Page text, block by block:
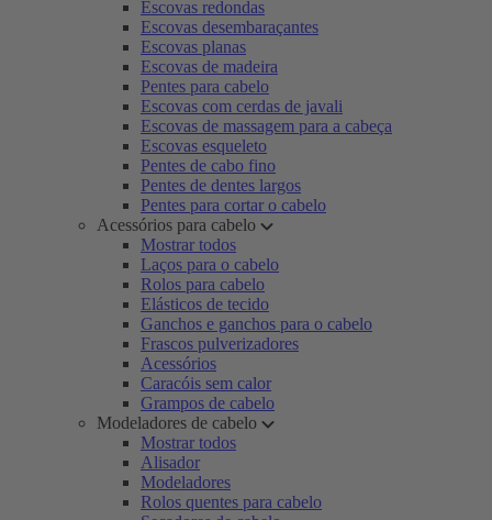
Escovas redondas
Escovas desembaraçantes
Escovas planas
Escovas de madeira
Pentes para cabelo
Escovas com cerdas de javali
Escovas de massagem para a cabeça
Escovas esqueleto
Pentes de cabo fino
Pentes de dentes largos
Pentes para cortar o cabelo
Acessórios para cabelo
Mostrar todos
Laços para o cabelo
Rolos para cabelo
Elásticos de tecido
Ganchos e ganchos para o cabelo
Frascos pulverizadores
Acessórios
Caracóis sem calor
Grampos de cabelo
Modeladores de cabelo
Mostrar todos
Alisador
Modeladores
Rolos quentes para cabelo